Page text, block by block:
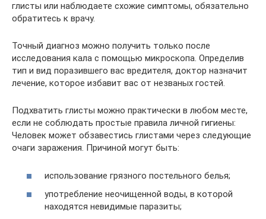
глисты или наблюдаете схожие симптомы, обязательно
обратитесь к врачу.
Точный диагноз можно получить только после
исследования кала с помощью микроскопа. Определив
тип и вид поразившего вас вредителя, доктор назначит
лечение, которое избавит вас от незваных гостей.
Подхватить глисты можно практически в любом месте,
если не соблюдать простые правила личной гигиены:
Человек может обзавестись глистами через следующие
очаги заражения. Причиной могут быть:
использование грязного постельного белья;
употребление неочищенной воды, в которой
находятся невидимые паразиты;